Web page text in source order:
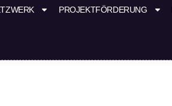
PROJEKTFÖRDERUNG